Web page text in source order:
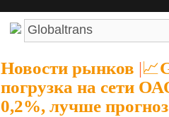
Новости рынков |
погрузка на сети
0,2%, лучше